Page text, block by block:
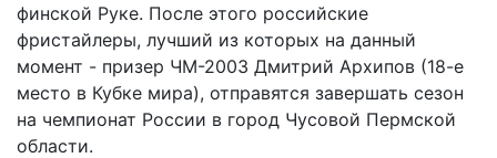
финской Руке. После этого российские
фристайлеры, лучший из которых на данный
момент - призер ЧМ-2003 Дмитрий Архипов (18-е
место в Кубке мира), отправятся завершать сезон
на чемпионат России в город Чусовой Пермской
области.